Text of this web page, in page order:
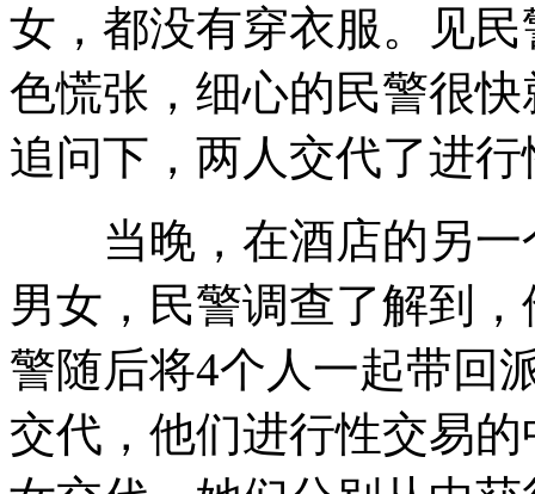
女，都没有穿衣服。见
色慌张，细心的民警很
追问下，两人交代了进
当晚，在酒店的另一
男女，民警调查了解到
警随后将4个人一起带回
交代，他们进行性交易